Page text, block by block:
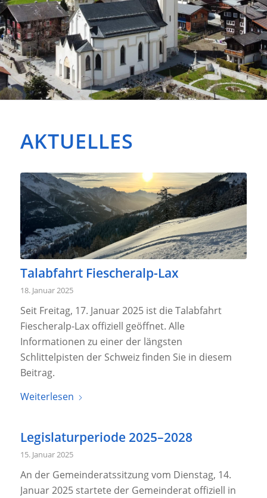
AKTUELLES
Talabfahrt Fiescheralp-Lax
18. Januar 2025
Seit Freitag, 17. Januar 2025 ist die Talabfahrt
Fiescheralp-Lax offiziell geöffnet. Alle
Informationen zu einer der längsten
Schlittelpisten der Schweiz finden Sie in diesem
Beitrag.
Weiterlesen
Legislaturperiode 2025–2028
15. Januar 2025
An der Gemeinderatssitzung vom Dienstag, 14.
Januar 2025 startete der Gemeinderat offiziell in